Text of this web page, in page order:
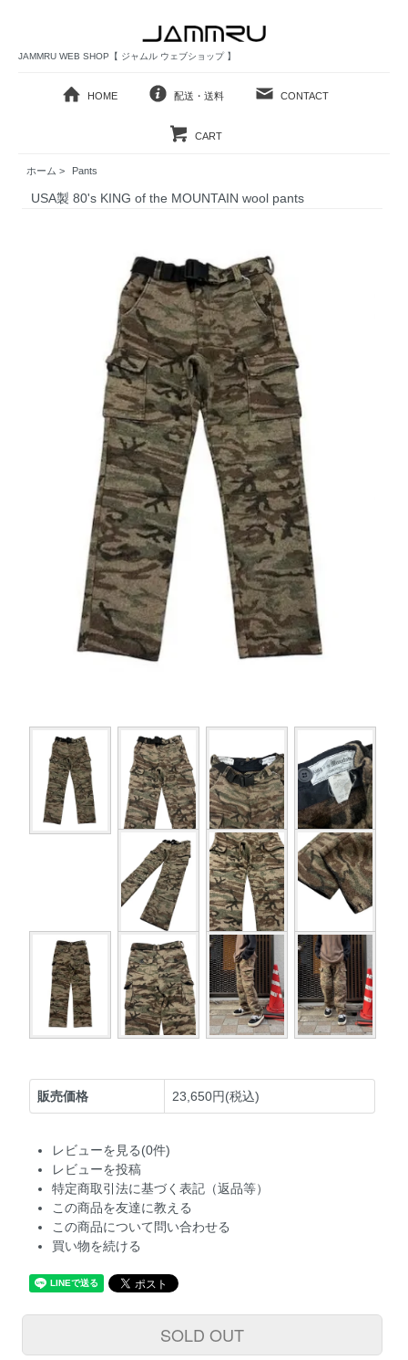
JAMMRU WEB SHOP【 ジャムル ウェブショップ 】
HOME 配送・送料 CONTACT
CART
ホーム > Pants
USA製 80's KING of the MOUNTAIN wool pants
販売価格 23,650円(税込)
レビューを見る(0件)
レビューを投稿
特定商取引法に基づく表記（返品等）
この商品を友達に教える
この商品について問い合わせる
買い物を続ける
SOLD OUT